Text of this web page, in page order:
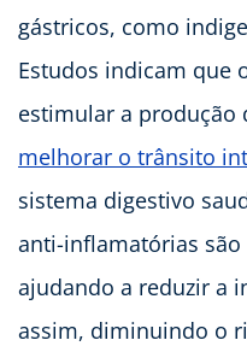
gástricos, como
Estudos indicam que
estimular a produção
melhorar o trânsito
sistema digestivo
anti-inflamatórias
ajudando a reduzir a
assim, diminuindo o